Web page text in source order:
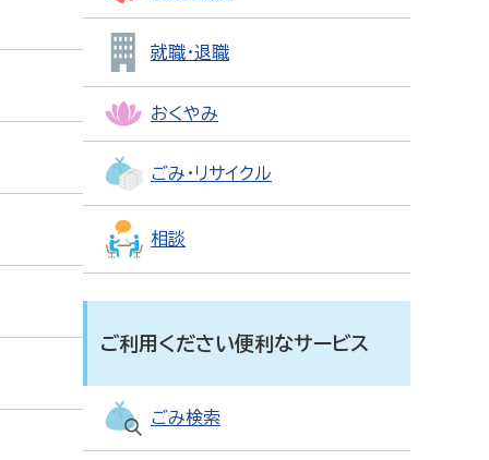
就職・退職
おくやみ
ごみ・リサイクル
相談
ご利用ください便利なサービス
ごみ検索